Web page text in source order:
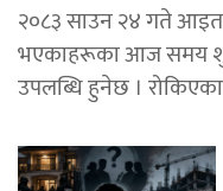
२०८३ साउन २४ गते
भएकाहरूका आज समय
उपलब्धि हुनेछ ।